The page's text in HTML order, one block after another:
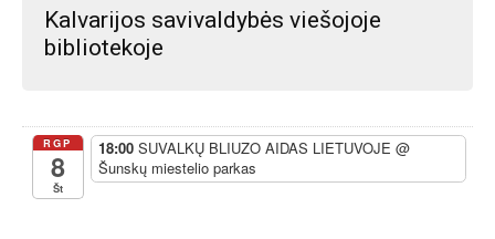
Kalvarijos savivaldybės viešojoje
bibliotekoje
RGP
8
Št
18:00 SUVALKŲ BLIUZO AIDAS LIETUVOJE @
Šunskų miestelio parkas